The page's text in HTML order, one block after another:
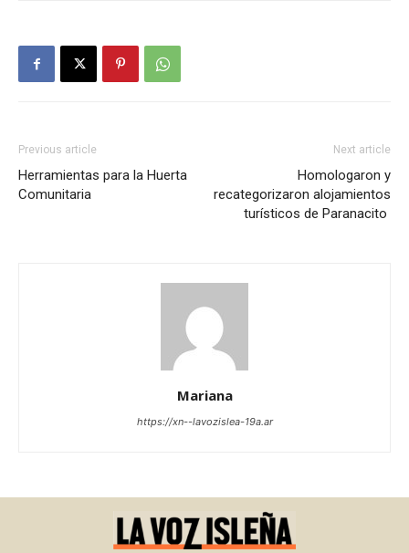
Previous article
Herramientas para la Huerta
Comunitaria
Next article
Homologaron y
recategorizaron alojamientos
turísticos de Paranacito
Mariana
https://xn--lavozislea-19a.ar